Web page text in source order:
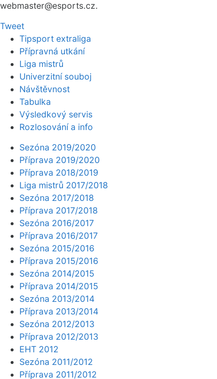
webmaster@esports.cz.
Tweet
Tipsport extraliga
Přípravná utkání
Liga mistrů
Univerzitní souboj
Návštěvnost
Tabulka
Výsledkový servis
Rozlosování a info
Sezóna 2019/2020
Příprava 2019/2020
Příprava 2018/2019
Liga mistrů 2017/2018
Sezóna 2017/2018
Příprava 2017/2018
Sezóna 2016/2017
Příprava 2016/2017
Sezóna 2015/2016
Příprava 2015/2016
Sezóna 2014/2015
Příprava 2014/2015
Sezóna 2013/2014
Příprava 2013/2014
Sezóna 2012/2013
Příprava 2012/2013
EHT 2012
Sezóna 2011/2012
Příprava 2011/2012